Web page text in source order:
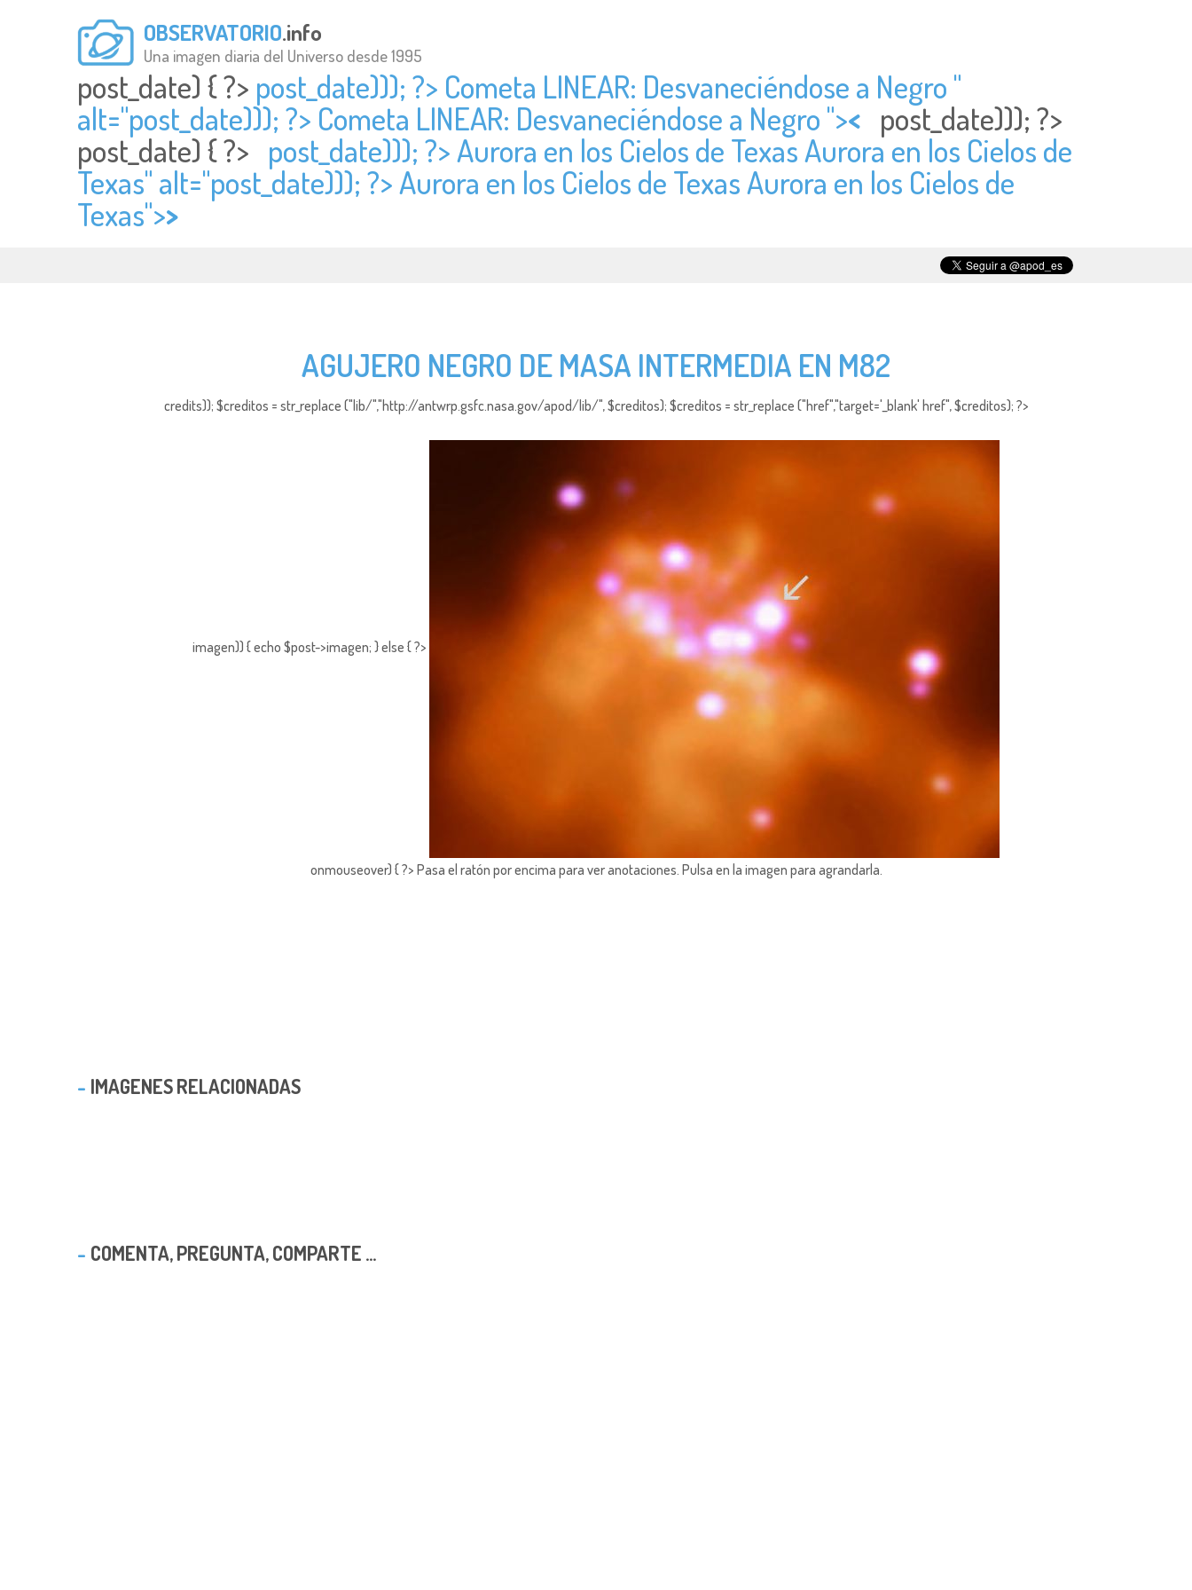
OBSERVATORIO.info
Una imagen diaria del Universo desde 1995
post_date) { ?> post_date))); ?> Cometa LINEAR: Desvaneciéndose a Negro "
alt="post_date))); ?> Cometa LINEAR: Desvaneciéndose a Negro ">< post_date))); ?>
post_date) { ?> post_date))); ?> Aurora en los Cielos de Texas Aurora en los Cielos de
Texas" alt="post_date))); ?> Aurora en los Cielos de Texas Aurora en los Cielos de
Texas">>
AGUJERO NEGRO DE MASA INTERMEDIA EN M82
credits)); $creditos = str_replace ("lib/","http://antwrp.gsfc.nasa.gov/apod/lib/", $creditos); $creditos = str_replace ("href","target='_blank' href", $creditos); ?>
imagen)) { echo $post->imagen; } else { ?>
onmouseover) { ?> Pasa el ratón por encima para ver anotaciones. Pulsa en la imagen para agrandarla.
IMAGENES RELACIONADAS
COMENTA, PREGUNTA, COMPARTE ...